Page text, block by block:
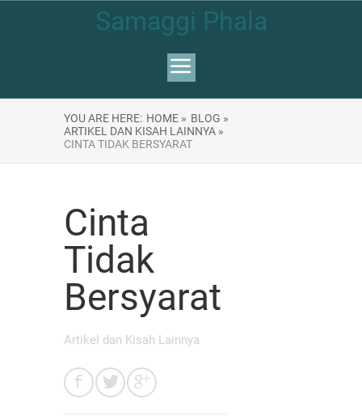
Samaggi Phala
YOU ARE HERE: HOME » BLOG »
ARTIKEL DAN KISAH LAINNYA »
CINTA TIDAK BERSYARAT
Cinta
Tidak
Bersyarat
Artikel dan Kisah Lainnya